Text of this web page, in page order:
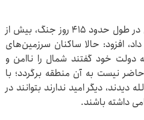
وی با بیان این‌که حزب‌الله لبنان در طول حدود ۴۱۵ روز جنگ، بیش از
افزود: حالا ساکنان سرزمین‌های
خود گفتند شمال را ناامن و
نیست به آن منطقه برگردد؛ با
دیگر امید ندارند بتوانند در
داشته باشند.